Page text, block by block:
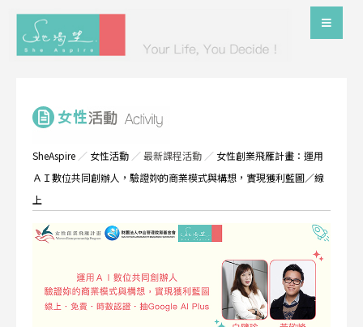
SheAspire ／ 女性活動 ／最新課程活動 ／ 女性創業飛雁計畫：運用
ＡＩ數位共同創辦人，驗證妳的商業模式與構想，實現獲利藍圖／線
上